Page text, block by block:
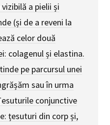
a pielii și
(și de a reveni la
celor două
colagenul și elastina.
pe parcursul unei
sau în urma
conjunctive
țesuturi din corp și,